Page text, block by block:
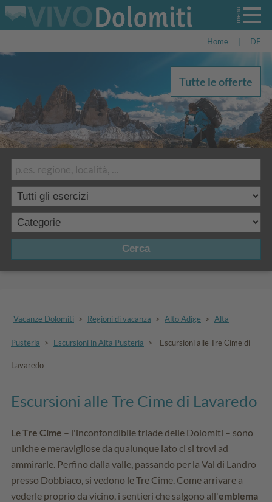
Home DE
Cerca
Tutte le offerte
Vacanze Dolomiti > Regioni di vacanza > Alto Adige > Alta
Pusteria > Escursioni in Alta Pusteria > Escursioni alle Tre Cime di
Lavaredo
Escursioni alle Tre Cime di Lavaredo
LeTre Cime – l'inconfondibile triade delle Dolomiti – sono
uniche e meravigliose da qualunque lato ci si trovi ad
ammirarle. Perfino dalla valle, passando per la Val di Landro
presso Dobbiaco, si vedono le Tre Cime. Come arrivare a
vederle proprio da vicino, i sentieri che salgono all'emblema